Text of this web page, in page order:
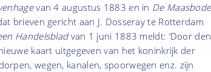
van 4 augustus 1883 en in De Maasbode
brieven gericht aan J. Dosseray te Rotterdam
Handelsbladvan 1 juni 1883 meldt: ‘Door den
kaart uitgegeven van het koninkrijk der
wegen, kanalen, spoorwegen enz. zijn